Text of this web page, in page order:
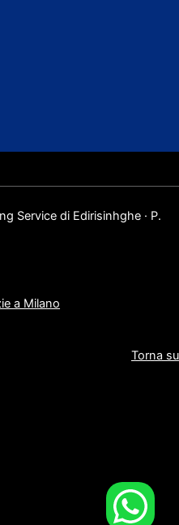
Service di Edirisinhghe · P.
a Milano
Torna su